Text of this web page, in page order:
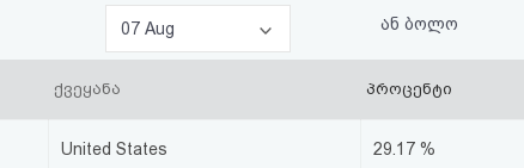
07 Aug ან ბოლო
ქვეყანა პროცენტი
United States 29.17 %